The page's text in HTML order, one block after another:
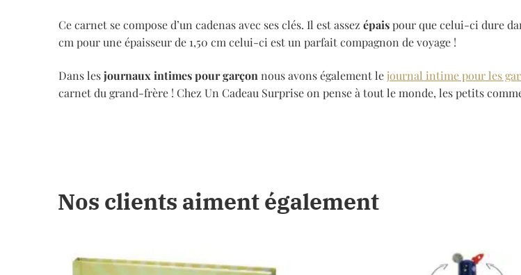
Ce carnet se compose d’un cadenas avec ses clés. Il est assez épaispour que celui-ci dure
cm pour une épaisseur de 1,50 cm celui-ci est un parfait compagnon de voyage !
Dans lesjournaux intimes pour garçon nous avons également le journal intime pour les
carnet du grand-frère ! Chez Un Cadeau Surprise on pense à tout le monde, les petits
Nos clients aiment également